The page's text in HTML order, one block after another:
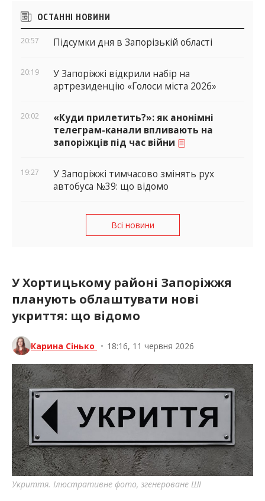
Бічні
віджети
ОСТАННІ НОВИНИ
20:57 Підсумки дня в Запорізькій області
20:19
У Запоріжжі відкрили набір на
артрезиденцію «Голоси міста 2026»
20:02
«Куди прилетить?»: як анонімні
телеграм-канали впливають на
запоріжців під час війни
19:27
У Запоріжжі тимчасово змінять рух
автобуса №39: що відомо
Всі новини
У Хортицькому районі Запоріжжя
планують облаштувати нові
укриття: що відомо
Карина Сінько • 18:16, 11 червня 2026
Укриття. Ілюстративне фото, згенероване ШІ